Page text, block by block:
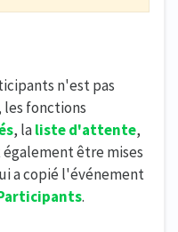
n'est pas
fonctions
, laliste d'attente,
être mises
a copié l'événement
.